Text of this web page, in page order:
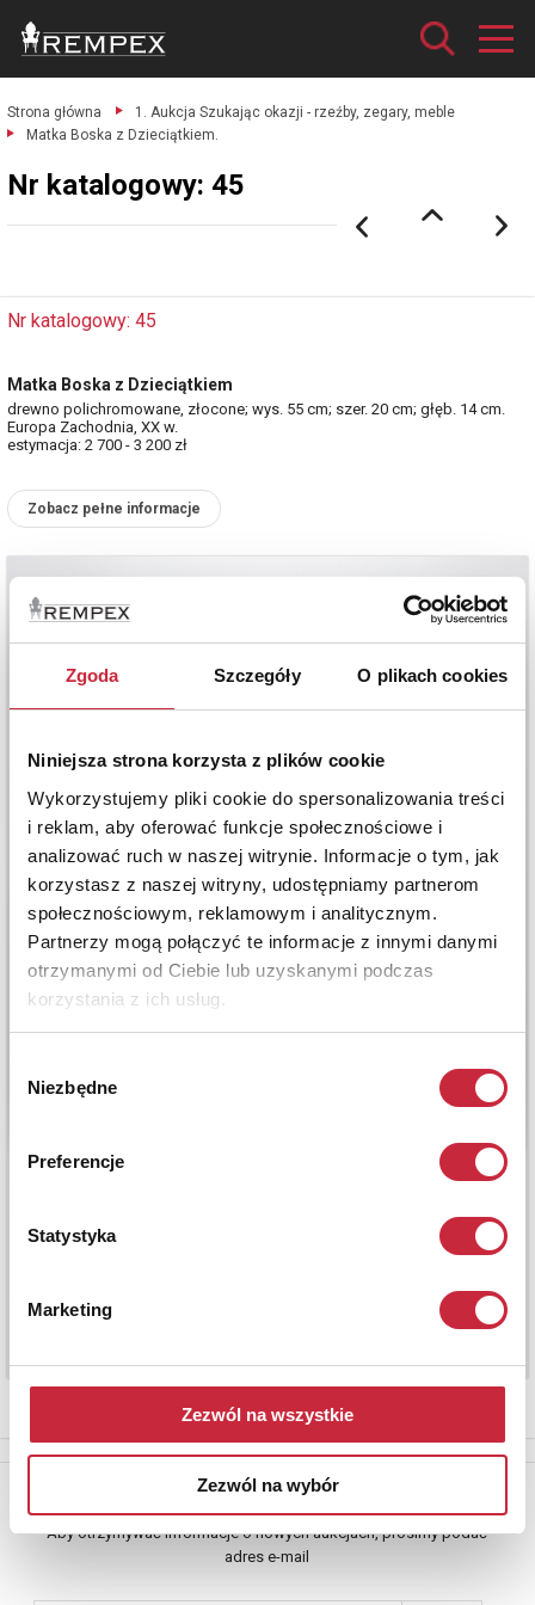
Zgoda Szczegóły O plikach cookies
Niniejsza strona korzysta z plików cookie
Wykorzystujemy pliki cookie do spersonalizowania treści
i reklam, aby oferować funkcje społecznościowe i
analizować ruch w naszej witrynie. Informacje o tym, jak
korzystasz z naszej witryny, udostępniamy partnerom
społecznościowym, reklamowym i analitycznym.
Partnerzy mogą połączyć te informacje z innymi danymi
otrzymanymi od Ciebie lub uzyskanymi podczas
korzystania z ich usług.
zgody
Niezbędne
Preferencje
Statystyka
Marketing
Zezwól na wszystkie
Zezwól na wybór
Strona główna
1. Aukcja Szukając okazji - rzeźby, zegary, meble
Matka Boska z Dzieciątkiem.
Nr katalogowy: 45
Nr katalogowy: 45
Matka Boska z Dzieciątkiem
drewno polichromowane, złocone; wys. 55 cm; szer. 20 cm; głęb. 14 cm.
Europa Zachodnia, XX w.
estymacja: 2 700 - 3 200 zł
Zobacz pełne informacje
Newsletter
Aby otrzymywać informacje o nowych aukcjach, prosimy podać
adres e-mail